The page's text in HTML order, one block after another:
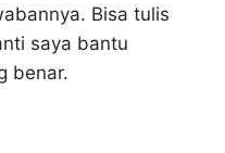
Bisa tulis
saya bantu
benar.